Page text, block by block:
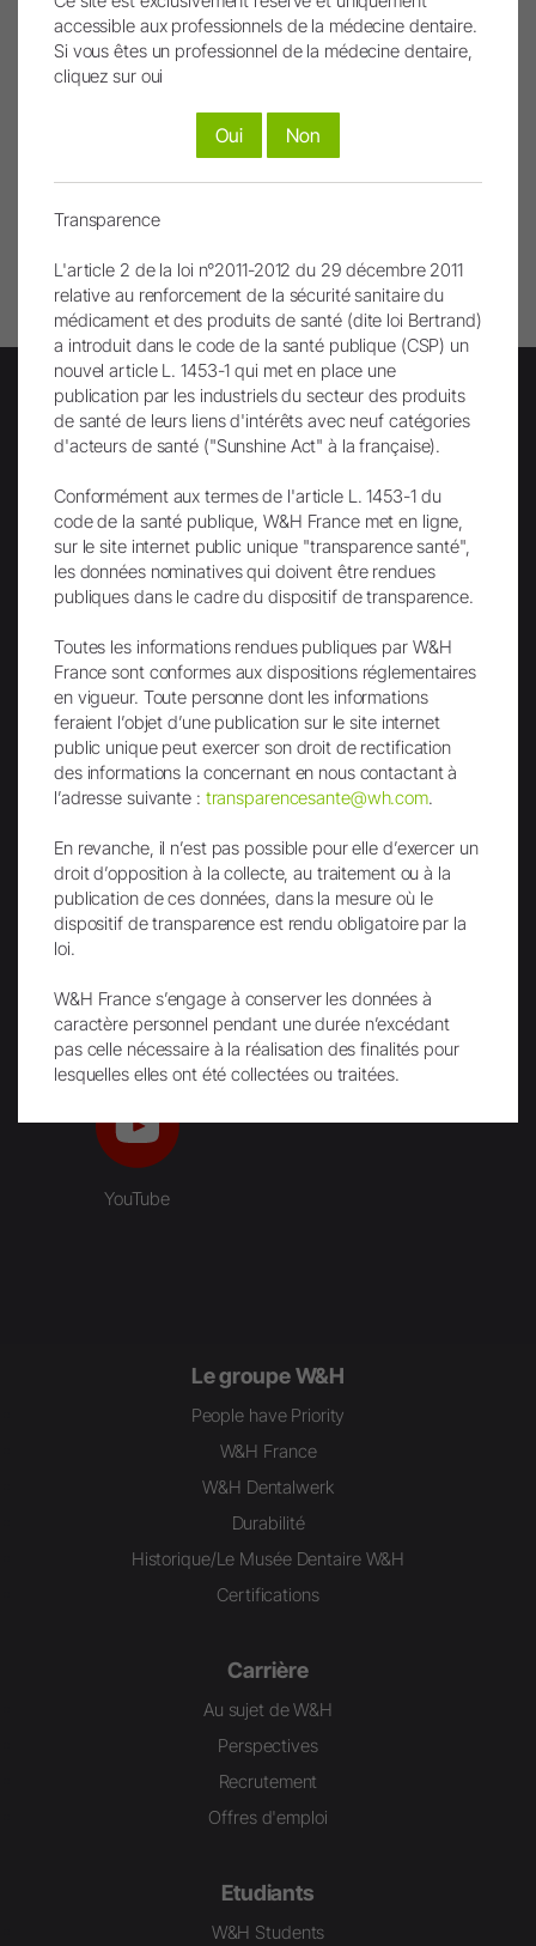
entièrement créées ou modifiées à l’aide de
l’intelligence artificielle. Les contenus concernés sont
signalés par un symbole IA.
Imprimer page
Lettre d'info
Envoi
Facebook LinkedIn
Instagram TikTok
YouTube
Le groupe W&H
People have Priority
W&H France
W&H Dentalwerk
Durabilité
Historique/Le Musée Dentaire W&H
Certifications
Carrière
Au sujet de W&H
Perspectives
Recrutement
Offres d'emploi
Etudiants
W&H Students
accessible aux professionnels de la médecine dentaire.
Si vous êtes un professionnel de la médecine dentaire,
cliquez sur oui
Oui Non
Transparence
L'article 2 de la loi n°2011-2012 du 29 décembre 2011
relative au renforcement de la sécurité sanitaire du
médicament et des produits de santé (dite loi Bertrand)
a introduit dans le code de la santé publique (CSP) un
nouvel article L. 1453-1 qui met en place une
publication par les industriels du secteur des produits
de santé de leurs liens d'intérêts avec neuf catégories
d'acteurs de santé ("Sunshine Act" à la française).
Conformément aux termes de l'article L. 1453-1 du
code de la santé publique, W&H France met en ligne,
sur le site internet public unique "transparence santé",
les données nominatives qui doivent être rendues
publiques dans le cadre du dispositif de transparence.
Toutes les informations rendues publiques par W&H
France sont conformes aux dispositions réglementaires
en vigueur. Toute personne dont les informations
feraient l’objet d’une publication sur le site internet
public unique peut exercer son droit de rectification
des informations la concernant en nous contactant à
l’adresse suivante : transparencesante@wh.com.
En revanche, il n’est pas possible pour elle d’exercer un
droit d’opposition à la collecte, au traitement ou à la
publication de ces données, dans la mesure où le
dispositif de transparence est rendu obligatoire par la
loi.
W&H France s’engage à conserver les données à
caractère personnel pendant une durée n’excédant
pas celle nécessaire à la réalisation des finalités pour
lesquelles elles ont été collectées ou traitées.